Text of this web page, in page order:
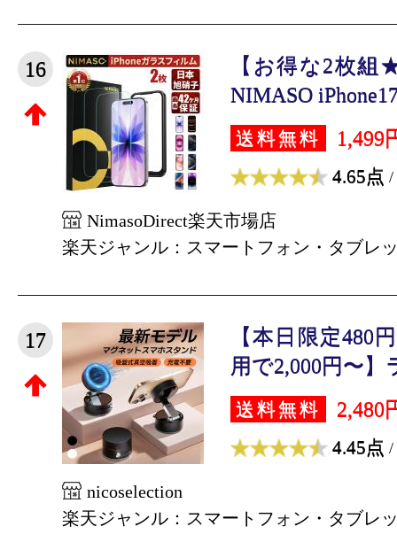
16
【お得な2枚組
NIMASO
送料無料 1,499
4.65点 /
NimasoDirect楽天市場店
楽天ジャンル：スマートフォン・タブレ
17
【本日限定480
用で2,000円〜】
送料無料 2,480
4.45点 /
nicoselection
楽天ジャンル：スマートフォン・タブレ